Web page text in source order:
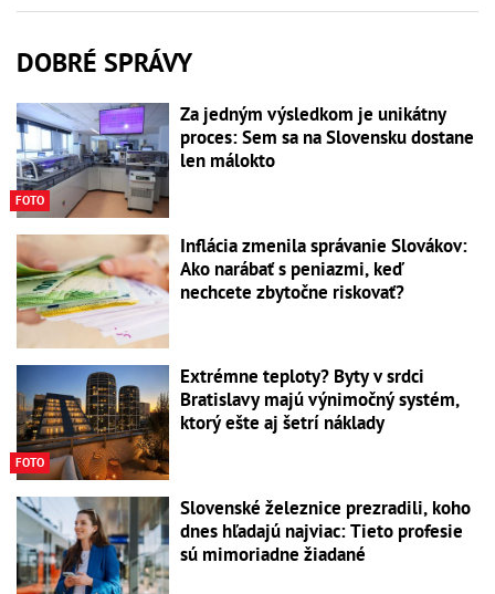
DOBRÉ SPRÁVY
FOTO
Za jedným výsledkom je unikátny
proces: Sem sa na Slovensku dostane
len málokto
Inflácia zmenila správanie Slovákov:
Ako narábať s peniazmi, keď
nechcete zbytočne riskovať?
FOTO
Extrémne teploty? Byty v srdci
Bratislavy majú výnimočný systém,
ktorý ešte aj šetrí náklady
Slovenské železnice prezradili, koho
dnes hľadajú najviac: Tieto profesie
sú mimoriadne žiadané